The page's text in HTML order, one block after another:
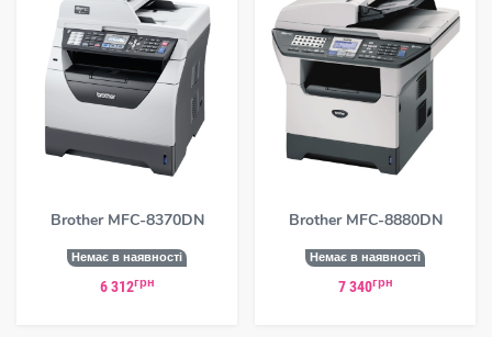
Brother MFC-8370DN
Немає в наявності
6 312грн
Brother MFC-8880DN
Немає в наявності
7 340грн